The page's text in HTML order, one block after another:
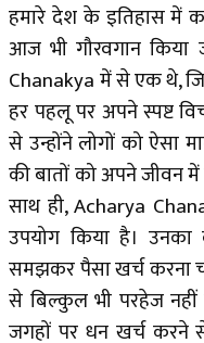
हमारे देश के इतिहास में
आज भी गौरवगान किया
Chanakya में से एक थे,
हर पहलू पर अपने स्पष्ट
से उन्होंने लोगों को ऐसा
की बातों को अपने जीवन
साथ ही, Acharya
उपयोग किया है।
समझकर पैसा खर्च करना
से बिल्कुल भी परहेज नहीं
जगहों पर धन खर्च करने